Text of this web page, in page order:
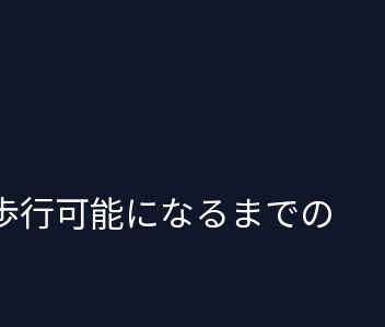
行可能になるまでの